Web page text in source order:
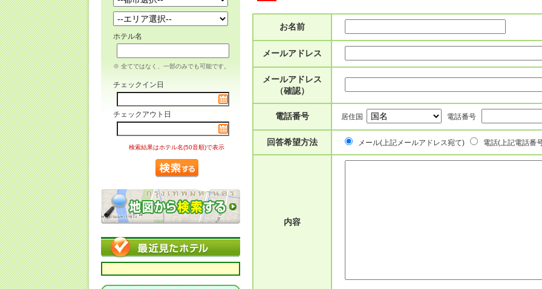
ホテル名
※ 全てではなく、一部のみでも可能です。
チェックイン日
チェックアウト日
検索結果はホテル名(50音順)で表示
お名前
メールアドレス
メールアドレス
（確認）
電話番号 居住国 電話番号
回答希望方法 メール(上記メールアドレス宛て) 電話(上記電話番
内容